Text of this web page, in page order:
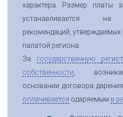
характера. Размер платы
устанавливается на
рекомендаций,
палатой региона.
За государственную
собственности ,
основании договора
оплачивается одаряемым в